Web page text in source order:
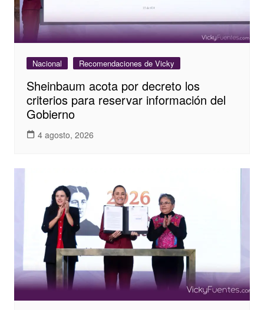
Nacional Recomendaciones de Vicky
Sheinbaum acota por decreto los
criterios para reservar información del
Gobierno
4 agosto, 2026